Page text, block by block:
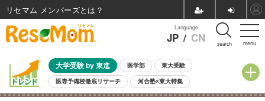
menu
Language
JP / CN search
大学受験 by 東進 医学部 東大受験
医専予備校徹底リサーチ 河合塾×東大特集
親子で考える大学選び 高校受験 中学受験 小学校受験
リセマム メンバーズ